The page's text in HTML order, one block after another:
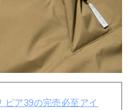
ピア39の完売必至アイ